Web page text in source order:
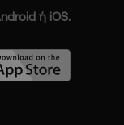
ή iOS.